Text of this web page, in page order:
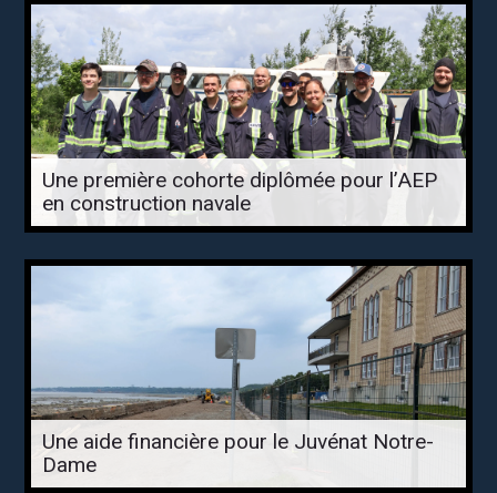
Une première cohorte diplômée pour l’AEP
en construction navale
Une aide financière pour le Juvénat Notre-
Dame